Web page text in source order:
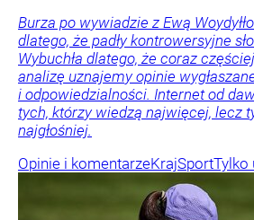
Burza po wywiadzie z Ewą
dlatego, że padły kontrowersyjne
Wybuchła dlatego, że coraz
analizę uznajemy opinie
i odpowiedzialności. Internet od
tych, którzy wiedzą najwięcej, lecz
najgłośniej.
Opinie i komentarzeKrajSportTylko